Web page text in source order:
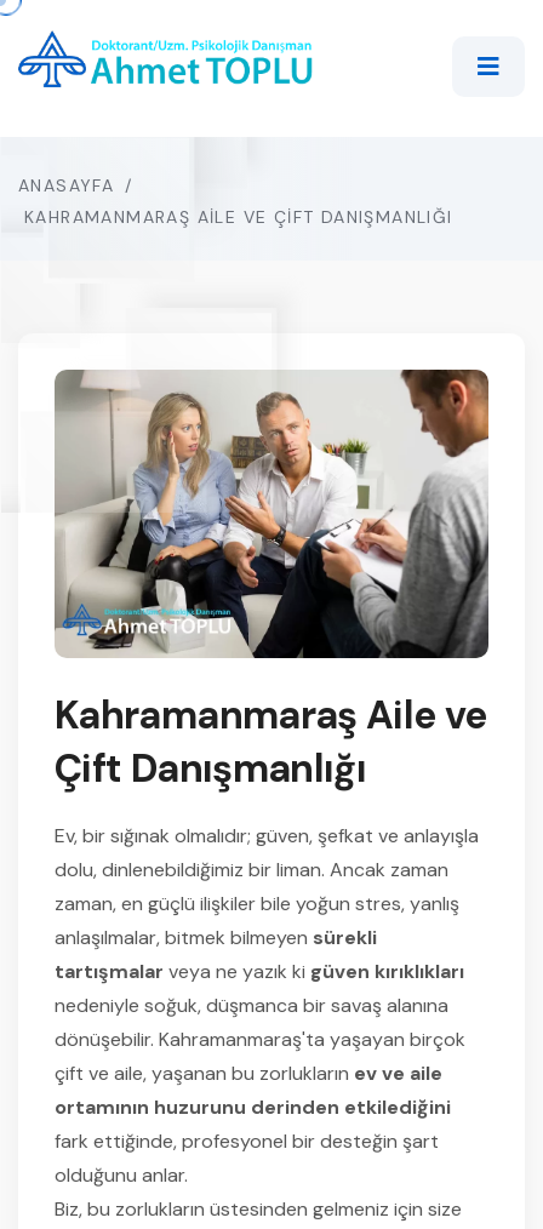
ANASAYFA
/
KAHRAMANMARAŞ AILE VE ÇIFT DANIŞMANLIĞI
Kahramanmaraş Aile ve
Çift Danışmanlığı
Ev, bir sığınak olmalıdır; güven, şefkat ve anlayışla
dolu, dinlenebildiğimiz bir liman. Ancak zaman
zaman, en güçlü ilişkiler bile yoğun stres, yanlış
anlaşılmalar, bitmek bilmeyen sürekli
tartışmalar veya ne yazık ki güven kırıklıkları
nedeniyle soğuk, düşmanca bir savaş alanına
dönüşebilir. Kahramanmaraş'ta yaşayan birçok
çift ve aile, yaşanan bu zorlukların ev ve aile
ortamının huzurunu derinden etkilediğini
fark ettiğinde, profesyonel bir desteğin şart
olduğunu anlar.
Biz, bu zorlukların üstesinden gelmeniz için size